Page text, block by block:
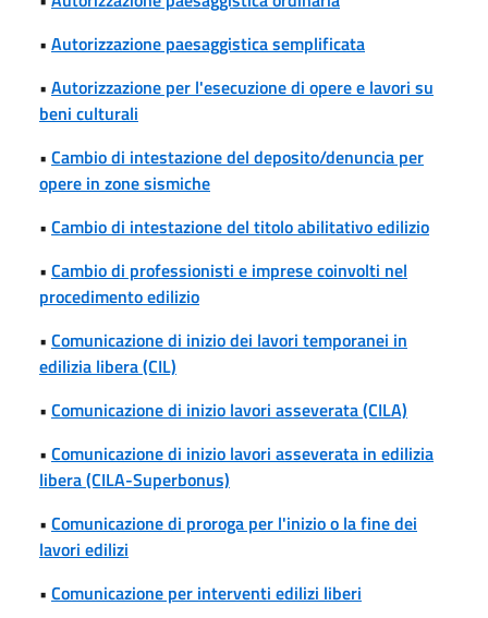
• Autorizzazione paesaggistica semplificata
• Autorizzazione per l'esecuzione di opere e lavori su
beni culturali
• Cambio di intestazione del deposito/denuncia per
opere in zone sismiche
• Cambio di intestazione del titolo abilitativo edilizio
• Cambio di professionisti e imprese coinvolti nel
procedimento edilizio
• Comunicazione di inizio dei lavori temporanei in
edilizia libera (CIL)
• Comunicazione di inizio lavori asseverata (CILA)
• Comunicazione di inizio lavori asseverata in edilizia
libera (CILA-Superbonus)
• Comunicazione di proroga per l'inizio o la fine dei
lavori edilizi
• Comunicazione per interventi edilizi liberi